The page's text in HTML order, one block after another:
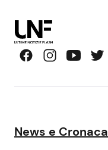
News e Cronaca